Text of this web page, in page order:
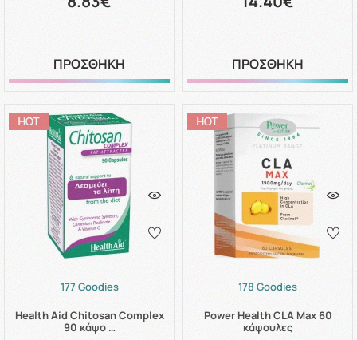
ΠΡΟΣΘΗΚΗ ΠΡΟΣΘΗΚΗ
177 Goodies
Health Aid Chitosan Complex
90 κάψο …
178 Goodies
Power Health CLA Max 60
κάψουλες